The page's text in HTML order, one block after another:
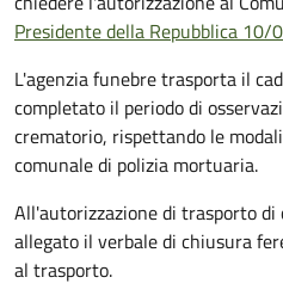
Presidente della Repubblica
L'agenzia funebre trasporta il
completato il periodo di
crematorio, rispettando le
comunale di polizia mortuaria.
All'autorizzazione di trasporto di
allegato il verbale di chiusura
al trasporto.